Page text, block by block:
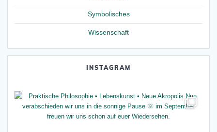
Symbolisches
Wissenschaft
INSTAGRAM